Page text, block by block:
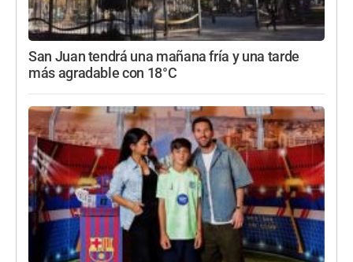
San Juan tendrá una mañana fría y una tarde
más agradable con 18°C